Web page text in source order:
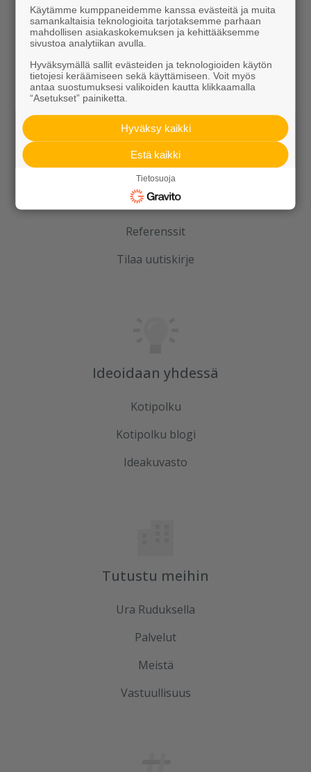
Louhinta, murskaus, esirakentaminen
Rudus
Uutiset
Referenssit
Tilaa uutiskirje
Ideoidaan yhdessä
Kotipolku
Kotipolku blogi
Ideakuvasto
Tutustu meihin
Ura Ruduksella
Palvelut
Meistä
Vastuullisuus
Käytämme kumppaneidemme kanssa evästeitä ja muita
samankaltaisia teknologioita tarjotaksemme parhaan
mahdollisen asiakaskokemuksen ja kehittääksemme
sivustoa analytiikan avulla.
Hyväksymällä sallit evästeiden ja teknologioiden käytön
tietojesi keräämiseen sekä käyttämiseen. Voit myös
antaa suostumuksesi valikoiden kautta klikkaamalla
“Asetukset” painiketta.
Hyväksy kaikki
Estä kaikki
Tietosuoja